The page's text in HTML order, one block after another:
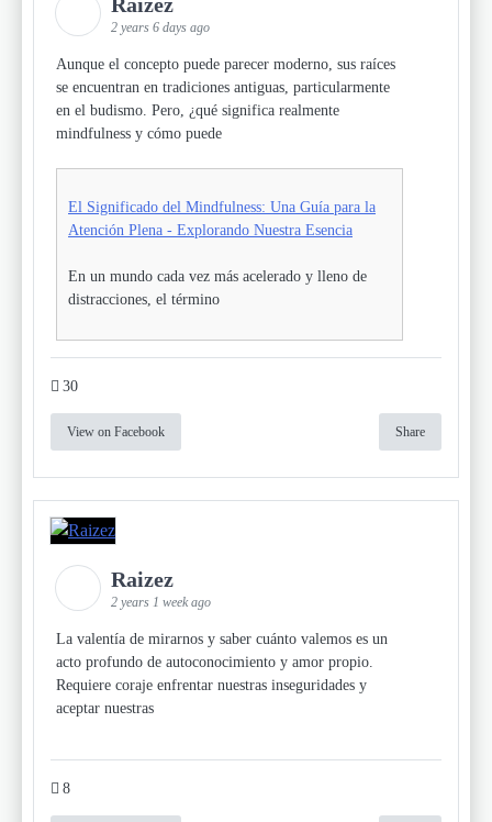
2 years 6 days ago
Aunque el concepto puede parecer moderno, sus raíces
se encuentran en tradiciones antiguas, particularmente
en el budismo. Pero, ¿qué significa realmente
mindfulness y cómo puede
El Significado del Mindfulness: Una Guía para la
Atención Plena - Explorando Nuestra Esencia
En un mundo cada vez más acelerado y lleno de
distracciones, el término
30
View on Facebook Share
Raizez
2 years 1 week ago
La valentía de mirarnos y saber cuánto valemos es un
acto profundo de autoconocimiento y amor propio.
Requiere coraje enfrentar nuestras inseguridades y
aceptar nuestras
8